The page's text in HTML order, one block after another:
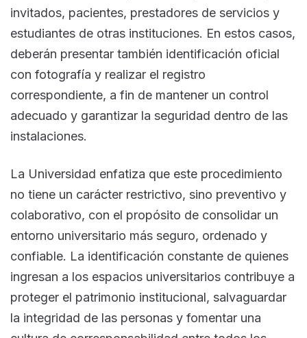
invitados, pacientes, prestadores de servicios y
estudiantes de otras instituciones. En estos casos,
deberán presentar también identificación oficial
con fotografía y realizar el registro
correspondiente, a fin de mantener un control
adecuado y garantizar la seguridad dentro de las
instalaciones.
La Universidad enfatiza que este procedimiento
no tiene un carácter restrictivo, sino preventivo y
colaborativo, con el propósito de consolidar un
entorno universitario más seguro, ordenado y
confiable. La identificación constante de quienes
ingresan a los espacios universitarios contribuye a
proteger el patrimonio institucional, salvaguardar
la integridad de las personas y fomentar una